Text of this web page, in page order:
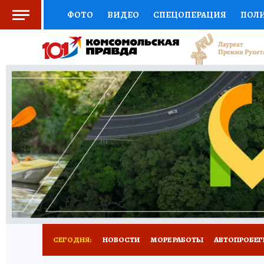
ФОТО ВИДЕО СПЕЦОПЕРАЦИЯ
СОЦПОДДЕРЖКА НАУКА СПОРТ
ВЫБОР ЭКСПЕРТОВ ДОКТОР
КНИЖНАЯ ПОЛКА ПРОГНОЗЫ НА СПОРТ
ПРЕСС-ЦЕНТР НЕДВИЖИМОСТЬ
ВСЕ О КП РАДИО КП ТЕСТЫ НОВОЕ
СЕГОДНЯ: НОВОСТИ МОРЕ РАБОТЫ